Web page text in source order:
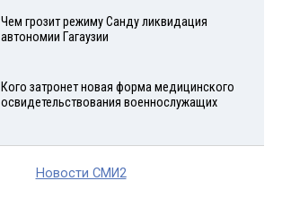
Чем грозит режиму Санду ликвидация
автономии Гагаузии
Кого затронет новая форма медицинского
освидетельствования военнослужащих
Новости СМИ2